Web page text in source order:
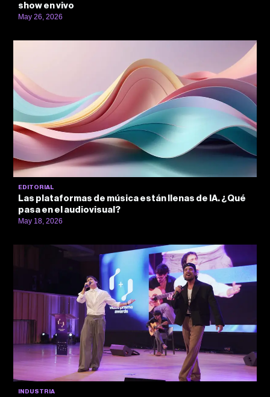
show en vivo
May 26, 2026
EDITORIAL
Las plataformas de música están llenas de IA. ¿Qué
pasa en el audiovisual?
May 18, 2026
INDUSTRIA